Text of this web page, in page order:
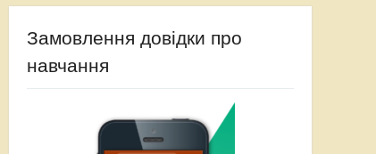
Замовлення довідки про
навчання